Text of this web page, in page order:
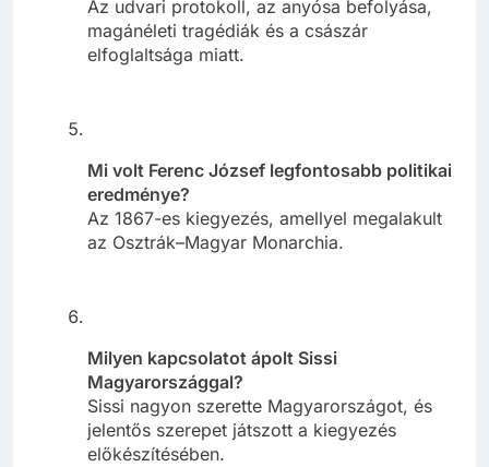
Az udvari protokoll, az anyósa befolyása,
magánéleti tragédiák és a császár
elfoglaltsága miatt.
Mi volt Ferenc József legfontosabb politikai
eredménye?
Az 1867-es kiegyezés, amellyel megalakult
az Osztrák–Magyar Monarchia.
Milyen kapcsolatot ápolt Sissi
Magyarországgal?
Sissi nagyon szerette Magyarországot, és
jelentős szerepet játszott a kiegyezés
előkészítésében.